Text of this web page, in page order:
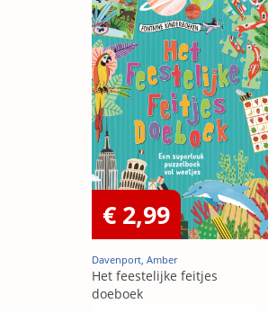
€ 2,99
Davenport, Amber
Het feestelijke feitjes
doeboek